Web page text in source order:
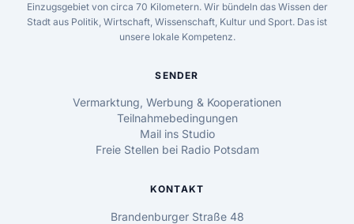
Einzugsgebiet von circa 70 Kilometern. Wir bündeln das Wissen der
Stadt aus Politik, Wirtschaft, Wissenschaft, Kultur und Sport. Das ist
unsere lokale Kompetenz.
SENDER
Vermarktung, Werbung & Kooperationen
Teilnahmebedingungen
Mail ins Studio
Freie Stellen bei Radio Potsdam
KONTAKT
Brandenburger Straße 48